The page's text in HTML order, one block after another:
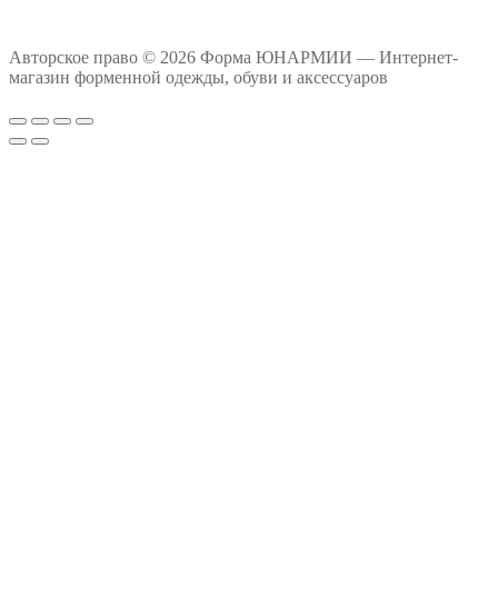
Авторское право © 2026 Форма ЮНАРМИИ — Интернет-
магазин форменной одежды, обуви и аксессуаров